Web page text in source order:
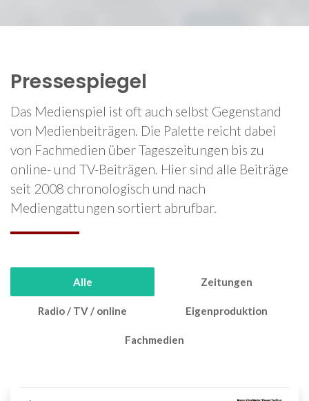
Pressespiegel
Das Medienspiel ist oft auch selbst Gegenstand
von Medienbeiträgen. Die Palette reicht dabei
von Fachmedien über Tageszeitungen bis zu
online- und TV-Beiträgen. Hier sind alle Beiträge
seit 2008 chronologisch und nach
Mediengattungen sortiert abrufbar.
Alle Zeitungen
Radio / TV / online Eigenproduktion
Fachmedien